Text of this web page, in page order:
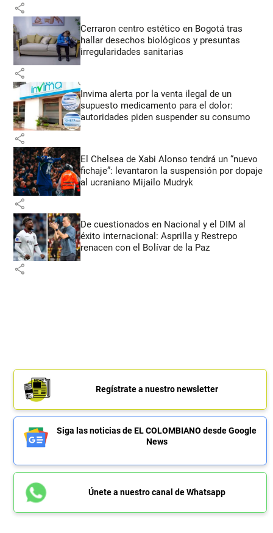
share
Cerraron centro estético en Bogotá tras
hallar desechos biológicos y presuntas
irregularidades sanitarias
share
Invima alerta por la venta ilegal de un
supuesto medicamento para el dolor:
autoridades piden suspender su consumo
share
El Chelsea de Xabi Alonso tendrá un “nuevo
fichaje”: levantaron la suspensión por dopaje
al ucraniano Mijailo Mudryk
share
De cuestionados en Nacional y el DIM al
éxito internacional: Asprilla y Restrepo
renacen con el Bolívar de la Paz
share
Regístrate a nuestro newsletter
Siga las noticias de EL COLOMBIANO desde Google
News
Únete a nuestro canal de Whatsapp